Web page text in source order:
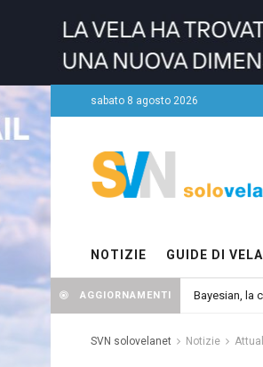
sabato 8 agosto 2026
NOTIZIE GUIDE DI VELA
AGGIORNAMENTI Bayesian, la
SVN solovelanet Notizie